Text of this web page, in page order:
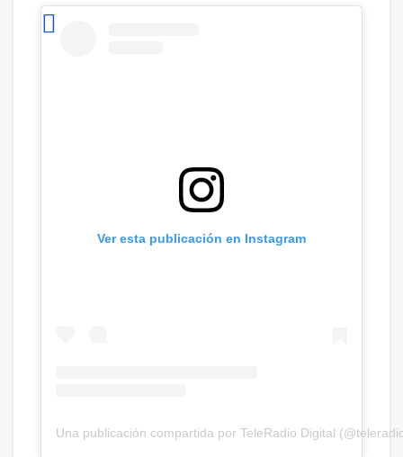
Ver esta publicación en Instagram
Una publicación compartida por TeleRadio Digital